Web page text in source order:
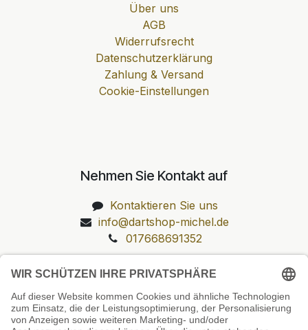
Über uns
AGB
Widerrufsrecht
Datenschutzerklärung
Zahlung & Versand
Cookie-Einstellungen
Nehmen Sie Kontakt auf
Kontaktieren Sie uns
info@dartshop-michel.de
017668691352